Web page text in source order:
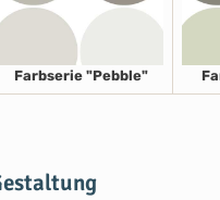
Farbserie "Pebble"